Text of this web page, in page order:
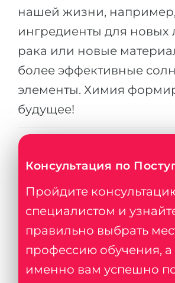
нашей жизни, например,
ингредиенты для новых
рака или новые
более эффективные
элементы. Химия
будущее!
Консультация по
Пройдите
специалистом и
правильно выбрать
профессию обучения, а
именно вам успешно